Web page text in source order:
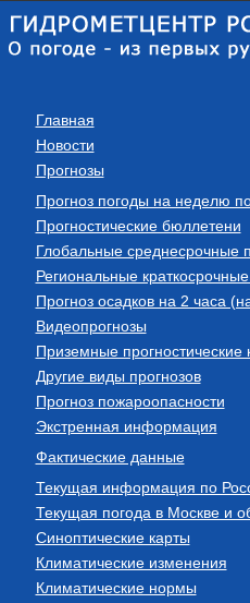
Главная
Новости
Прогнозы
Прогноз погоды на неделю
Прогностические бюллетени
Глобальные среднесрочные
Региональные
Прогноз осадков на 2 часа
Видеопрогнозы
Приземные прогностические
Другие виды прогнозов
Прогноз пожароопасности
Экстренная информация
Фактические данные
Текущая информация по
Текущая погода в Москве и
Синоптические карты
Климатические изменения
Климатические нормы